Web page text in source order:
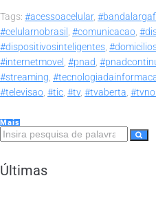
Tags: #acessoacelular,
#celularnobrasil , #comunicacao,
#dispositivosinteligentes,
#internetmovel , #pnad,
#streaming,
#televisao, #tic, #tv, #tvaberta,
Mais
Últimas